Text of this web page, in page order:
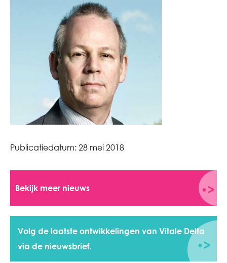
Publicatiedatum: 28 mei 2018
Bekijk meer nieuws
Volg de laatste ontwikkelingen van Vitale Delta
via de nieuwsbrief.